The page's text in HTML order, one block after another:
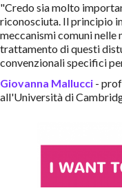
"Credo sia molto
riconosciuta. Il principio
meccanismi comuni nelle
trattamento di questi
convenzionali specifici
Giovanna Mallucci -
all'Università di